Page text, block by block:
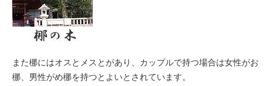
また梛にはオスとメスとがあり、カップルで持つ場合は女性がお
梛、男性がめ梛を持つとよいとされています。